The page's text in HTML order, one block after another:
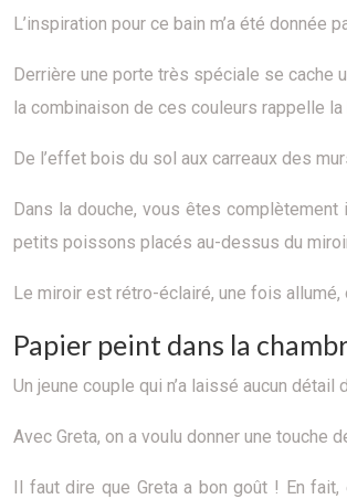
L’inspiration pour ce bain m’a été donnée
Derrière une porte très spéciale se cache
la combinaison de ces couleurs rappelle
De l’effet bois du sol aux carreaux des
Dans la douche, vous êtes
petits poissons placés au-dessus du
Le miroir est rétro-éclairé, une fois
Papier peint dans la
Un jeune couple qui n’a laissé aucun détail
Avec Greta, on a voulu donner une touche
Il faut dire que Greta a bon goût ! En fait,